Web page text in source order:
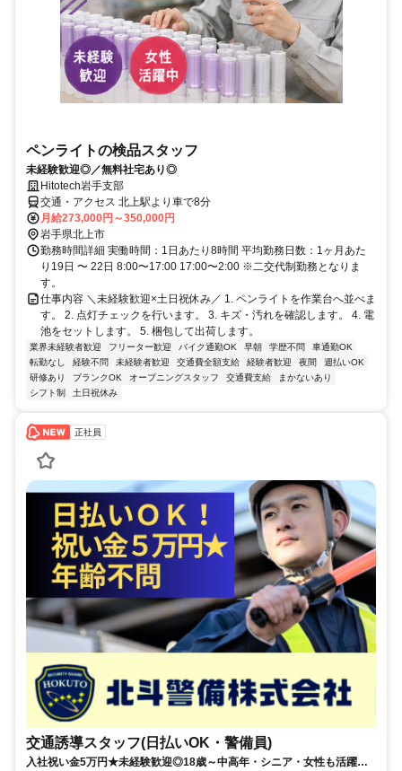
ペンライトの検品スタッフ
未経験歓迎◎／無料社宅あり◎
Hitotech岩手支部
交通・アクセス 北上駅より車で8分
月給273,000円～350,000円
岩手県北上市
勤務時間詳細 実働時間：1日あたり8時間 平均勤務日数：1ヶ月あた
り19日 〜 22日 8:00〜17:00 17:00〜2:00 ※二交代制勤務となりま
す。
仕事内容 ＼未経験歓迎×土日祝休み／ 1. ペンライトを作業台へ並べま
す。 2. 点灯チェックを行います。 3. キズ・汚れを確認します。 4. 電
池をセットします。 5. 梱包して出荷します。
業界未経験者歓迎 フリーター歓迎 バイク通勤OK 早朝 学歴不問
車通勤OK
転勤なし
経験不問 未経験者歓迎 交通費全額支給 経験者歓迎 夜間
週払いOK
研修あり
ブランクOK オープニングスタッフ 交通費支給
まかないあり
シフト制
土日祝休み
正社員
交通誘導スタッフ(日払いOK・警備員)
入社祝い金5万円★未経験歓迎◎18歳～中高年・シニア・女性も活躍